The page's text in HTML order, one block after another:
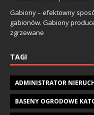
Gabiony – efektowny
gabionów. Gabiony
zgrzewane
TAGI
ADMINISTRATOR
BASENY OGRODOWE